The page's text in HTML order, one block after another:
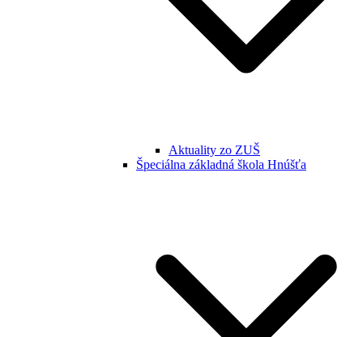
Aktuality zo ZUŠ
Špeciálna základná škola Hnúšťa